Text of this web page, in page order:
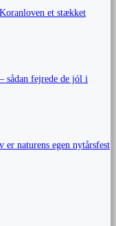
et stækket
sådan fejrede de jól i
naturens egen nytårsfest